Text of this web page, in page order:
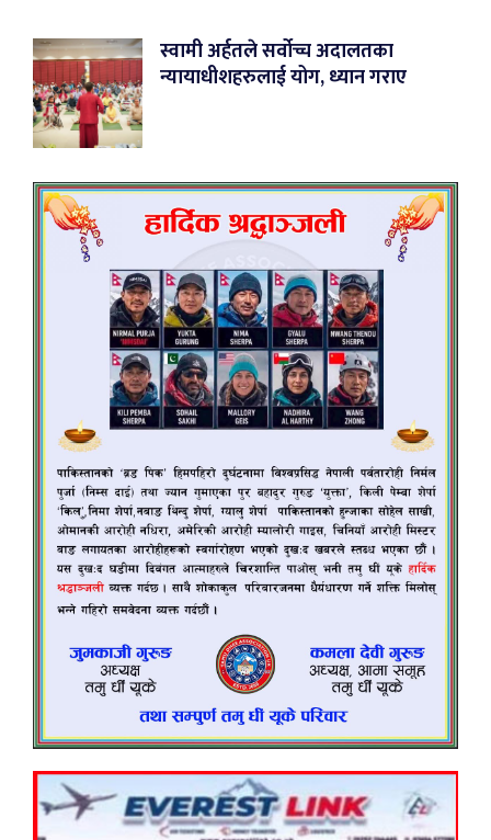
स्वामी अर्हतले सर्वोच्च अदालतका
न्यायाधीशहरुलाई योग, ध्यान गराए